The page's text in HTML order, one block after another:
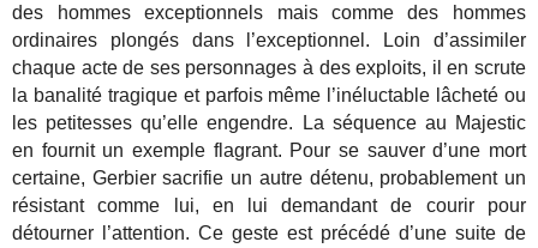
des hommes exceptionnels mais comme des hommes
ordinaires plongés dans l’exceptionnel. Loin d’assimiler
chaque acte de ses personnages à des exploits, il en scrute
la banalité tragique et parfois même l’inéluctable lâcheté ou
les petitesses qu’elle engendre. La séquence au Majestic
en fournit un exemple flagrant. Pour se sauver d’une mort
certaine, Gerbier sacrifie un autre détenu, probablement un
résistant comme lui, en lui demandant de courir pour
détourner l’attention. Ce geste est précédé d’une suite de